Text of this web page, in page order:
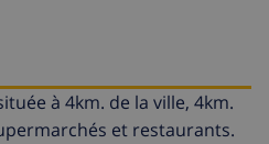
à 4km. de la ville, 4km.
et restaurants.